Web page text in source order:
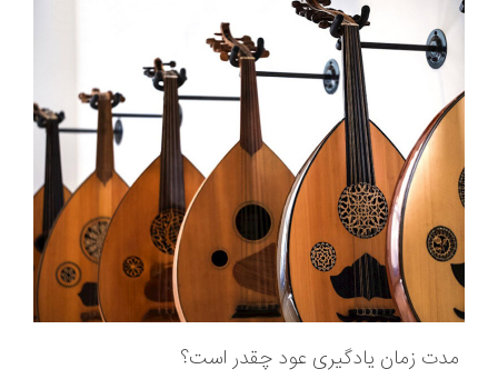
مدت زمان یادگیری عود چقدر است؟